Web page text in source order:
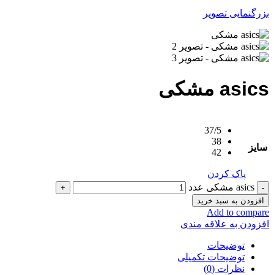
بزرگنمایی تصویر
asics مشکی
سایز
37/5
38
42
پاک کردن
asics مشکی عدد
افزودن به سبد خرید
Add to compare
افزودن به علاقه مندی
توضیحات
توضیحات تکمیلی
نظرات (0)